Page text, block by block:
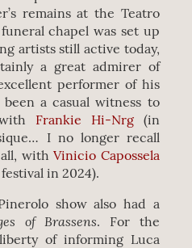
remains at the Teatro
chapel was set up
artists still active today,
a great admirer of
performer of his
a casual witness to
Frankie Hi-Nrg(in
I no longer recall
all, withVinicio Capossela
in 2024).
show also had a
of Brassens. For the
of informing Luca